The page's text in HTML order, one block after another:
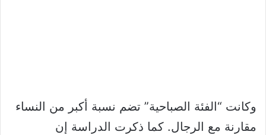
وكانت “الفئة الصباحية” تضم نسبة أكبر من النساء
مقارنة مع الرجال. كما ذكرت الدراسة إن